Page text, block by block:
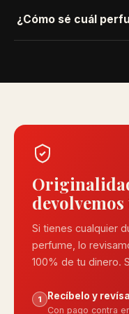
pediste, lo cambiamos
WhatsApp con tu
¿Cómo sé cuál
recomendamos las
Si tienes cualquier
perfume, lo
100% de tu dinero.
1 Recíbelo y
Con pago contra